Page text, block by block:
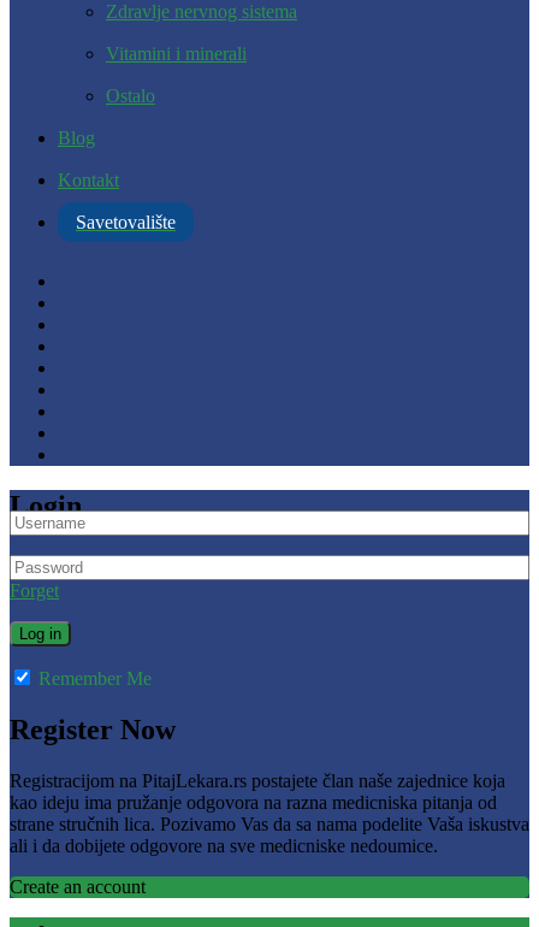
Zdravlje nervnog sistema
Vitamini i minerali
Ostalo
Blog
Kontakt
Savetovalište
Login
Forget
Remember Me
Register Now
Registracijom na PitajLekara.rs postajete član naše zajednice koja
kao ideju ima pružanje odgovora na razna medicniska pitanja od
strane stručnih lica. Pozivamo Vas da sa nama podelite Vaša iskustva
ali i da dobijete odgovore na sve medicniske nedoumice.
Create an account